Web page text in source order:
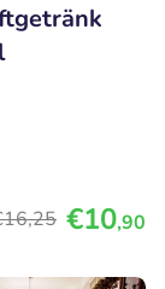
,25 €10,90